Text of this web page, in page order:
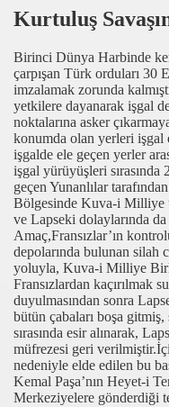
Kurtuluş
Birinci Dünya Harbinde
çarpışan Türk orduları 30
imzalamak zorunda
yetkilere dayanarak işgal
noktalarına asker
konumda olan yerleri işgal
işgalde ele geçen yerler
işgal yürüyüşleri sırasında
geçen Yunanlılar
Bölgesinde Kuva-i Milliye
ve Lapseki dolaylarında
Amaç,Fransızlar’ın
depolarında bulunan silah
yoluyla, Kuva-i Milliye
Fransızlardan kaçırılmak
duyulmasından sonra
bütün çabaları boşa gitmiş,
sırasında esir alınarak,
müfrezesi geri
nedeniyle elde edilen bu
Kemal Paşa’nın Heyet-i
Merkeziyelere gönderdiği